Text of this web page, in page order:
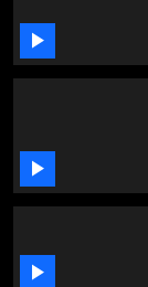
minutes,
seconds


